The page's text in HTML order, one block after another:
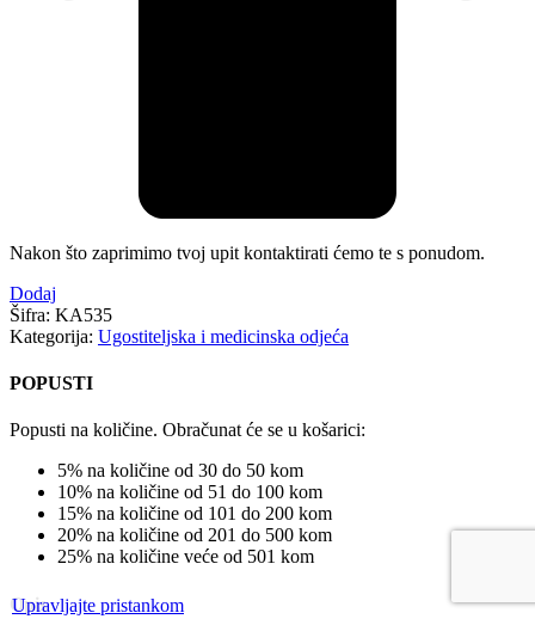
Nakon što zaprimimo tvoj upit kontaktirati ćemo te s ponudom.
Dodaj
Šifra: KA535
Kategorija: Ugostiteljska i medicinska odjeća
POPUSTI
Popusti na količine. Obračunat će se u košarici:
5% na količine od 30 do 50 kom
10% na količine od 51 do 100 kom
15% na količine od 101 do 200 kom
20% na količine od 201 do 500 kom
25% na količine veće od 501 kom
Opis
Upravljajte pristankom